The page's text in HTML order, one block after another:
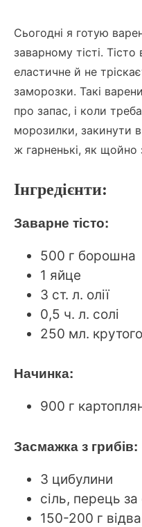
Сьогодні я готую
заварному тісті.
еластичне й не
заморозки. Такі
про запас, і коли
морозилки, закинути в
ж гарненькі, як щойно
Інгредієнти:
Заварне тісто:
500 г борошна
1 яйце
3 ст. л. олії
0,5 ч. л. солі
250 мл.
Начинка:
900 г
Засмажка з грибів:
3 цибулини
сіль, перець
150-200 г